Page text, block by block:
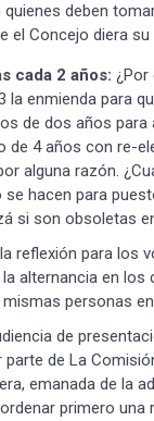
deben
el Concejo diera su
cada 2 años: ¿Por
la enmienda para
de dos años
de 4 años con re-
alguna razón.
hacen para
si son obsoletas
reflexión para los
alternancia en
personas
de
parte de La
emanada de la
primero